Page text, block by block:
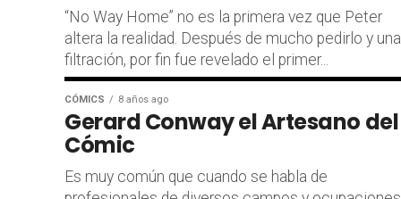
“No Way Home” no es la primera vez que Peter
altera la realidad. Después de mucho pedirlo y una
filtración, por fin fue revelado el primer...
CÓMICS 8 años ago
Gerard Conway el Artesano del
Cómic
Es muy común que cuando se habla de